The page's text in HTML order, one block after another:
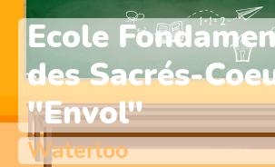
Ecole
des Sacrés-
"Envol"
Waterloo